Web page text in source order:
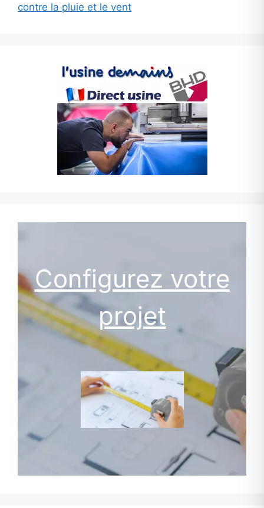
contre la pluie et le vent
Configurez votre
projet